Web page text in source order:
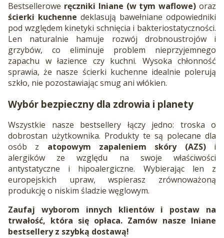
Bestsellerowe ręczniki lniane (w tym waflowe) oraz
ścierki kuchenne deklasują bawełniane odpowiedniki
pod względem kinetyki schnięcia i bakteriostatyczności.
Len naturalnie hamuje rozwój drobnoustrojów i
grzybów, co eliminuje problem nieprzyjemnego
zapachu w łazience czy kuchni. Wysoka chłonność
sprawia, że nasze ścierki kuchenne idealnie polerują
szkło, nie pozostawiając smug ani włókien.
Wybór bezpieczny dla zdrowia i planety
Wszystkie nasze bestsellery łączy jedno: troska o
dobrostan użytkownika. Produkty te są polecane dla
osób z atopowym zapaleniem skóry (AZS)i
alergików ze względu na swoje właściwości
antystatyczne i hipoalergiczne. Wybierając len z
europejskich upraw, wspierasz zrównoważoną
produkcję o niskim śladzie węglowym.
Zaufaj wyborom innych klientów i postaw na
trwałość, która się opłaca. Zamów nasze lniane
bestsellery z szybką dostawą!